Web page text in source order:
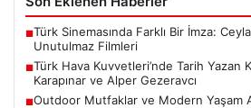
■Türk Sinemasında Farklı Bir İmza:
Unutulmaz Filmleri
■Türk Hava Kuvvetleri’nde Tarih Yazan
Karapınar ve Alper Gezeravcı
■Outdoor Mutfaklar ve Modern Yaşam